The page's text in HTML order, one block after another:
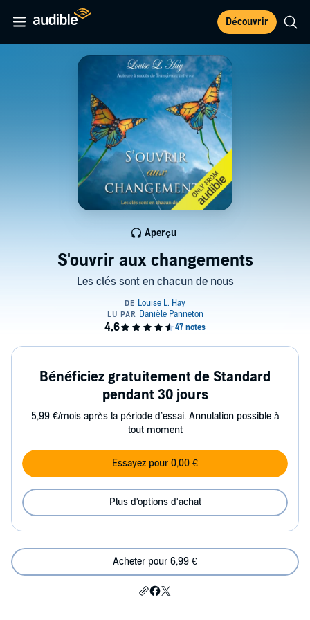
Découvrir
S'ouvrir aux changements
Les clés sont en chacun de nous
Aperçu
Bénéficiez gratuitement de Standard
pendant 30 jours
5,99 €/mois après la période d’essai. Annulation possible à
tout moment
Essayez pour 0,00 €
Plus d'options d'achat
Acheter pour 6,99 €